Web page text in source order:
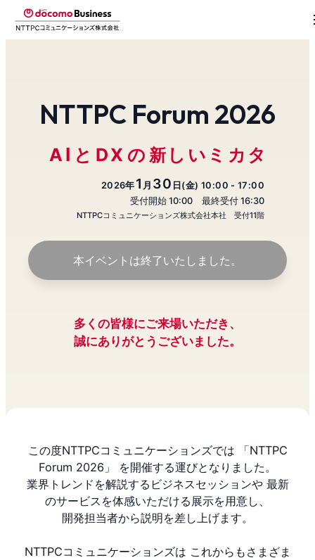
NTTPC Forum 2026
A I と DX の 新 し い ミ カ タ
2026年 1 月 30 日(金) 10:00 - 17:00
受付開始 10:00 最終受付 16:30
NTTPCコミュニケーションズ株式会社本社 受付11階
本イベントは終了いたしました。
多くの皆様にご来場いただき、
誠にありがとうございました。
この度NTTPCコミュニケーションズでは 「NTTPC
Forum 2026」 を開催する運びとなりました。
業界トレンドを解説するビジネスセッションや 最新
のサービスを体感いただける展示を用意し、
開発担当者から説明を差し上げます。
NTTPCコミュニケーションズは これからもさまざま